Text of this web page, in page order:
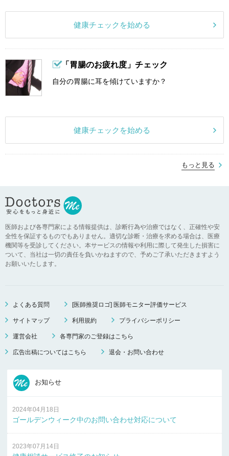
健康チェックを始める
「胃腸のお疲れ度」チェック
自分の胃腸に耳を傾けていますか？
健康チェックを始める
もっと見る
医師および各専門家による情報提供は、診断行為や治療ではなく、正確性や安
全性を保証するものでもありません。適切な診断・治療を求める場合は、医療
機関等を受診してください。本サービスの情報や利用に際して発生した損害に
ついて、当社は一切の責任を負いかねますので、予めご了承いただきますよう
お願いいたします。
よくある質問 [医師推奨ロゴ] 医師モニター評価サービス
サイトマップ 利用規約 プライバシーポリシー
運営会社 各専門家のご登録はこちら
広告出稿についてはこちら 退会・お問い合わせ
お知らせ
2024年04月18日
ゴールデンウィーク中のお問い合わせ対応について
2023年07月14日